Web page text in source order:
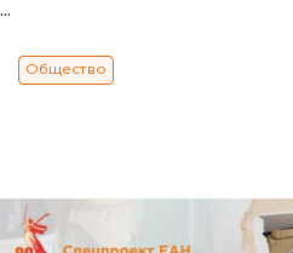
...
Общество